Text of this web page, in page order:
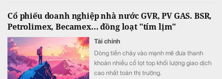
Cổ phiếu doanh nghiệp nhà nước GVR, PV GAS. BSR,
Petrolimex, Becamex... đồng loạt "tím lịm"
Tài chính
Dòng tiền chảy vào mạnh mẽ đưa thanh
khoản nhiều cổ lọt top khối lượng giao dịch
cao nhất toàn thị trường.